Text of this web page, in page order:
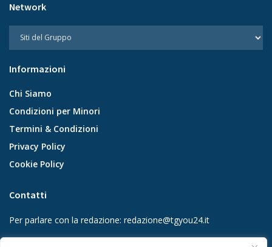
Network
Informazioni
Chi Siamo
Condizioni per Minori
Termini & Condizioni
Privacy Policy
Cookie Policy
Contatti
Per parlare con la redazione: redazione@tgyou24.it